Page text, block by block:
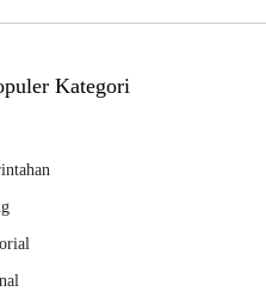
Kategori